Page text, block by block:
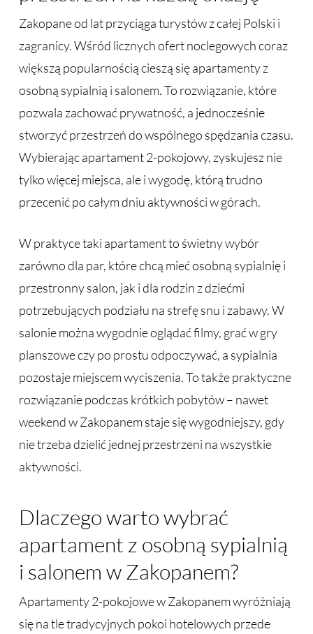
Zakopane od lat przyciąga turystów z całej Polski i
zagranicy. Wśród licznych ofert noclegowych coraz
większą popularnością cieszą się apartamenty z
osobną sypialnią i salonem. To rozwiązanie, które
pozwala zachować prywatność, a jednocześnie
stworzyć przestrzeń do wspólnego spędzania czasu.
Wybierając apartament 2-pokojowy, zyskujesz nie
tylko więcej miejsca, ale i wygodę, którą trudno
przecenić po całym dniu aktywności w górach.
W praktyce taki apartament to świetny wybór
zarówno dla par, które chcą mieć osobną sypialnię i
przestronny salon, jak i dla rodzin z dziećmi
potrzebujących podziału na strefę snu i zabawy. W
salonie można wygodnie oglądać filmy, grać w gry
planszowe czy po prostu odpoczywać, a sypialnia
pozostaje miejscem wyciszenia. To także praktyczne
rozwiązanie podczas krótkich pobytów – nawet
weekend w Zakopanem staje się wygodniejszy, gdy
nie trzeba dzielić jednej przestrzeni na wszystkie
aktywności.
Dlaczego warto wybrać
apartament z osobną sypialnią
i salonem w Zakopanem?
Apartamenty 2-pokojowe w Zakopanem wyróżniają
się na tle tradycyjnych pokoi hotelowych przede